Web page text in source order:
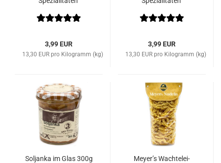
3,99 EUR
13,30 EUR pro Kilogramm (kg)
3,99 EUR
13,30 EUR pro Kilogramm (kg)
Soljanka im Glas 300g
Meyer’s Wachtelei-